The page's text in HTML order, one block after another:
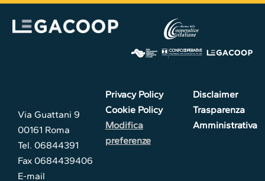
Via Guattani 9
00161 Roma
Tel. 06844391
Fax 0684439406
E-mail
Privacy Policy
Cookie Policy
Modifica
preferenze
Disclaimer
Trasparenza
Amministrativa